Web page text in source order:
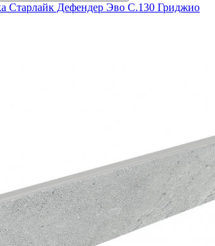
Старлайк Дефендер Эво С.130 Гриджио